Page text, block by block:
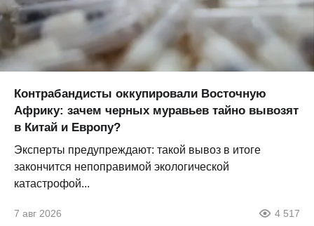
Контрабандисты оккупировали Восточную
Африку: зачем черных муравьев тайно вывозят
в Китай и Европу?
Эксперты предупреждают: такой вывоз в итоге
закончится непоправимой экологической
катастрофой...
7 авг 2026 4 517